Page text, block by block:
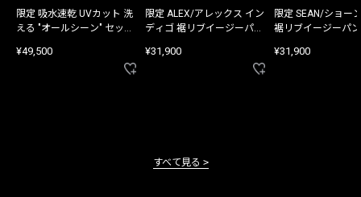
限定 吸水速乾 UVカット 洗
える "オールシーン" セット
¥49,500
限定 ALEX/アレックス イン
ディゴ 裾リブイージーパン
¥31,900
限定 SEAN/ショー
裾リブイージーパ
¥31,900
すべて見る